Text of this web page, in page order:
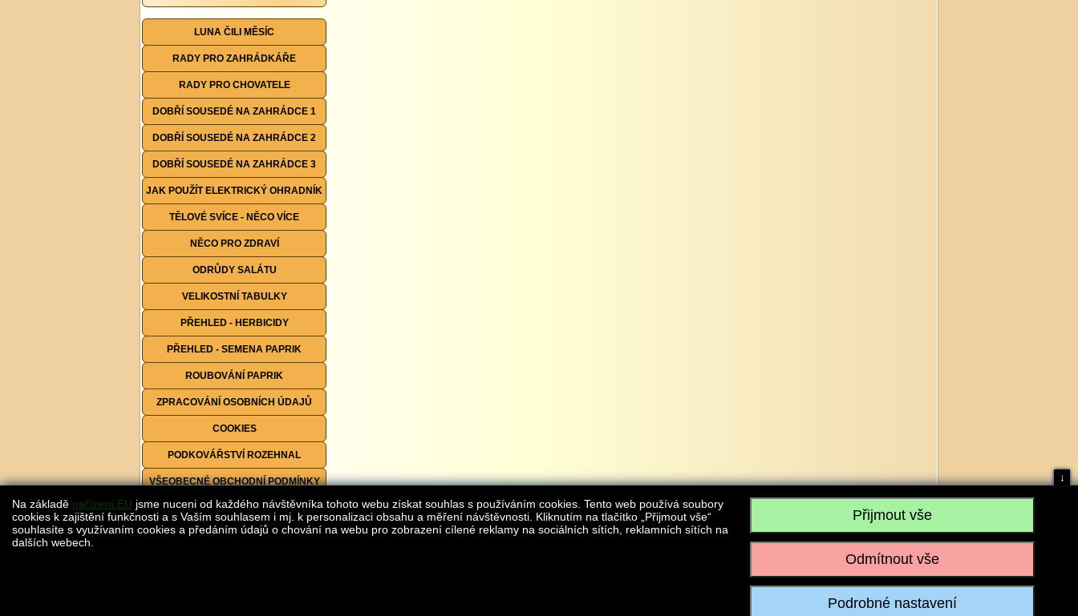
LUNA ČILI MĚSÍC
RADY PRO ZAHRÁDKÁŘE
RADY PRO CHOVATELE
DOBŘÍ SOUSEDÉ NA ZAHRÁDCE 1
DOBŘÍ SOUSEDÉ NA ZAHRÁDCE 2
DOBŘÍ SOUSEDÉ NA ZAHRÁDCE 3
JAK POUŽÍT ELEKTRICKÝ OHRADNÍK
TĚLOVÉ SVÍCE - NĚCO VÍCE
NĚCO PRO ZDRAVÍ
ODRŮDY SALÁTU
VELIKOSTNÍ TABULKY
PŘEHLED - HERBICIDY
PŘEHLED - SEMENA PAPRIK
ROUBOVÁNÍ PAPRIK
ZPRACOVÁNÍ OSOBNÍCH ÚDAJŮ
COOKIES
PODKOVÁŘSTVÍ ROZEHNAL
VŠEOBECNÉ OBCHODNÍ PODMÍNKY
FORMULÁŘE KE STAŽENÍ
je AGROMARKET IRSI s.r.o., IČO: 28304845, se sídlem č.p. 17, 768 75 Loukov
Realizace:w-software.com
Na základě nařízení EU jsme nuceni od každého návštěvníka tohoto webu získat souhlas s používáním cookies. Tento web používá soubory
cookies k zajištění funkčnosti a s Vaším souhlasem i mj. k personalizaci obsahu a měření návštěvnosti. Kliknutím na tlačítko „Přijmout vše“
souhlasíte s využívaním cookies a předáním údajů o chování na webu pro zobrazení cílené reklamy na sociálních sítích, reklamních sítích na
dalších webech.
↓